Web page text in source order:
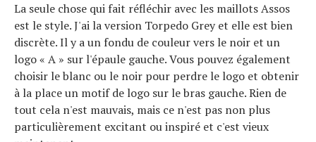
La seule chose qui fait réfléchir avec les maillots Assos
est le style. J'ai la version Torpedo Grey et elle est bien
discrète. Il y a un fondu de couleur vers le noir et un
logo « A » sur l'épaule gauche. Vous pouvez également
choisir le blanc ou le noir pour perdre le logo et obtenir
à la place un motif de logo sur le bras gauche. Rien de
tout cela n'est mauvais, mais ce n'est pas non plus
particulièrement excitant ou inspiré et c'est vieux